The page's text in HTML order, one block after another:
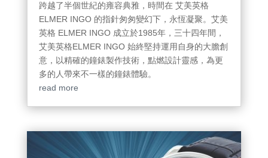
跨越了半個世紀的雍容典雅，時間在 艾美英格
ELMER INGO 的指針匆匆變幻下，永恆凝聚。艾美
英格 ELMER INGO 成立於1985年，三十四年間，
艾美英格ELMER INGO 始終堅持運用自身的大膽創
意，以精確的鐘錶製作技術，點燃設計靈感，為更
多的人帶來不一樣的鐘錶體驗。
read more